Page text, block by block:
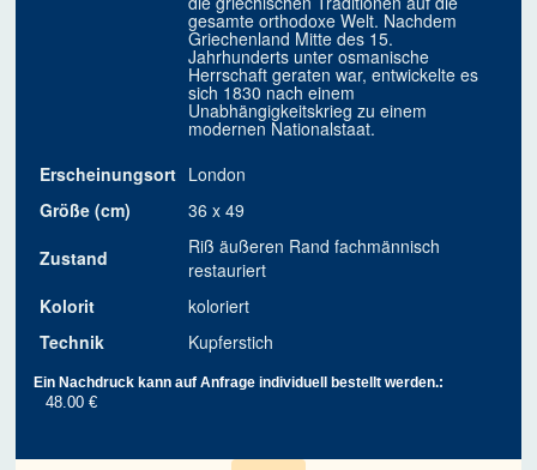
gesamte orthodoxe Welt. Nachdem
Griechenland Mitte des 15.
Jahrhunderts unter osmanische
Herrschaft geraten war, entwickelte es
sich 1830 nach einem
Unabhängigkeitskrieg zu einem
modernen Nationalstaat.
Erscheinungsort London
Größe (cm)
36 x 49
Zustand
Riß äußeren Rand fachmännisch
restauriert
Kolorit
koloriert
Technik
Kupferstich
Ein Nachdruck kann auf Anfrage individuell bestellt werden.:
48.00 €